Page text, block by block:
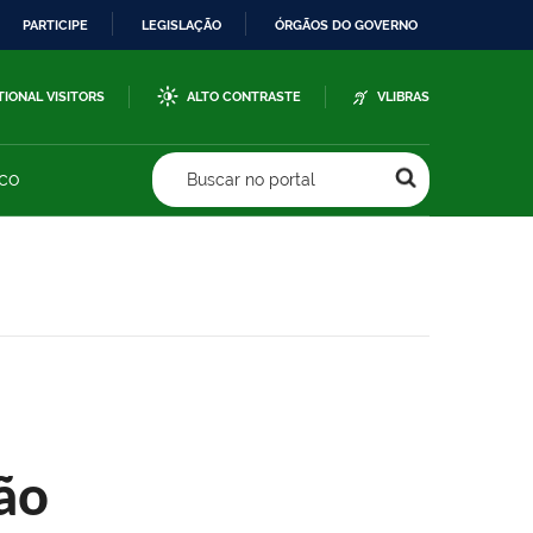
PARTICIPE LEGISLAÇÃO ÓRGÃOS DO GOVERNO
VISITORS ALTO CONTRASTE VLIBRAS
Buscar no portal